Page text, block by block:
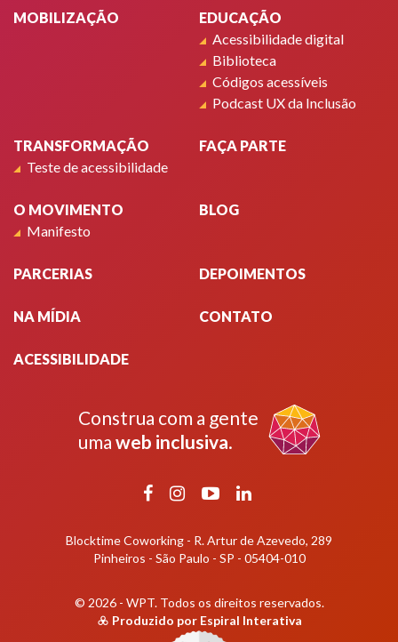
MOBILIZAÇÃO
EDUCAÇÃO
Acessibilidade digital
Biblioteca
Códigos acessíveis
Podcast UX da Inclusão
TRANSFORMAÇÃO
Teste de acessibilidade
FAÇA PARTE
O MOVIMENTO
Manifesto
BLOG
PARCERIAS DEPOIMENTOS
NA MÍDIA CONTATO
ACESSIBILIDADE
Construa com a gente
uma web inclusiva.
Facebook
Instagram
YouTubeLinkedIn
Blocktime Coworking - R. Artur de Azevedo, 289
Pinheiros - São Paulo - SP - 05404-010
© 2026 - WPT. Todos os direitos reservados.
Produzido por Espiral Interativa